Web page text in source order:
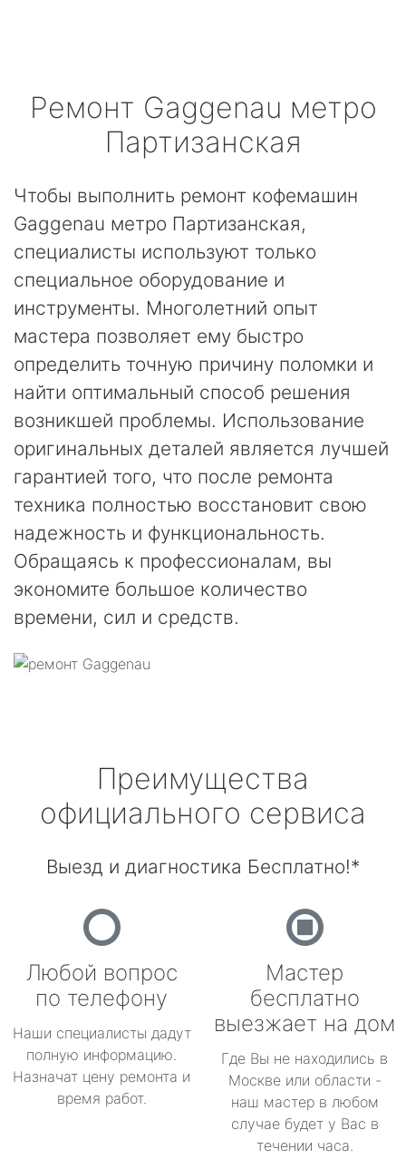
Ремонт Gaggenau метро
Партизанская
Чтобы выполнить ремонт кофемашин
Gaggenau метро Партизанская,
специалисты используют только
специальное оборудование и
инструменты. Многолетний опыт
мастера позволяет ему быстро
определить точную причину поломки и
найти оптимальный способ решения
возникшей проблемы. Использование
оригинальных деталей является лучшей
гарантией того, что после ремонта
техника полностью восстановит свою
надежность и функциональность.
Обращаясь к профессионалам, вы
экономите большое количество
времени, сил и средств.
Преимущества
официального сервиса
Выезд и диагностика Бесплатно!*
Любой вопрос
по телефону
Наши специалисты дадут
полную информацию.
Назначат цену ремонта и
время работ.
Мастер
бесплатно
выезжает на дом
Где Вы не находились в
Москве или области -
наш мастер в любом
случае будет у Вас в
течении часа.